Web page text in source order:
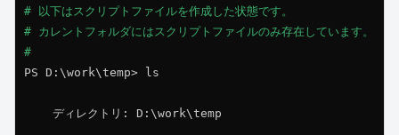
# 以下はスクリプトファイルを作成した状態です。
# カレントフォルダにはスクリプトファイルのみ存在しています。
#
PS D:\work\temp> ls
    ディレクトリ: D:\work\temp